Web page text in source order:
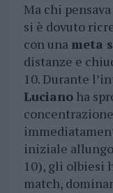
Ma chi pensava
si è dovuto
con una meta
distanze e
10. Durante
Lucianoha
iniziale
10), gli olbiesi
match,